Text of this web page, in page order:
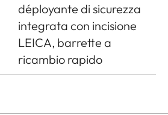
déployante di sicurezza
integrata con incisione
LEICA, barrette a
ricambio rapido